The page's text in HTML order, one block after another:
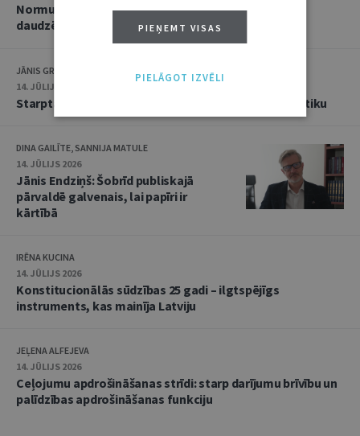
Normu konkurences un noziedzīgu nodarījumu
daudzējādības problemātika
JĀNIS GRASIS
14. JŪLIJS 2026
Starptautiskās tiesības: mazās valstis pret reālpolitiku
DINA GAILĪTE, SANNIJA MATULE
14. JŪLIJS 2026
Jānis Endziņš: Šobrīd publiskajā
pārvaldē galvenais, lai papīri ir
kārtībā
IRĒNA KUCINA
14. JŪLIJS 2026
Konstitucionālās sūdzības 25 gadi – ilgtspējīgs
instruments, kas mainīja Latviju
JEĻENA ALFEJEVA
14. JŪLIJS 2026
Ceļojumu apdrošināšanas strīdi: starp darījumu brīvību un
palīdzības apdrošināšanas funkciju
PIEŅEMT VISAS
PIELĀGOT IZVĒLI